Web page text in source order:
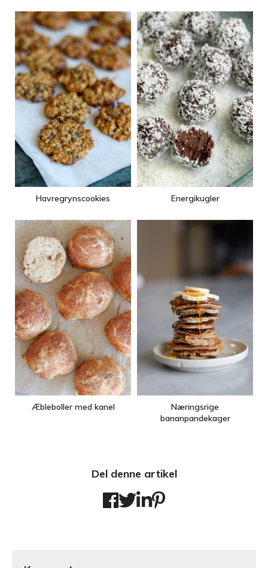
Havregrynscookies Energikugler
Æbleboller med kanel
Næringsrige
bananpandekager
Del denne artikel